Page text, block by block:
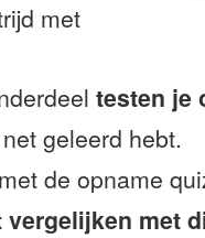
met
testen je
geleerd hebt.
de opname
met